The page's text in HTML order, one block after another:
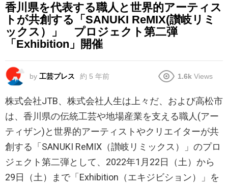
香川県を代表する職人と世界的アーティス
トが共創する「SANUKI ReMIX(讃岐リミ
ックス）」 プロジェクト第二弾
「Exhibition」開催
by 工芸プレス 約 5 年前 1.6k Views
株式会社JTB、株式会社人生は上々だ、および高松市
は、香川県の伝統工芸や地場産業を支える職人(アー
ティザン)と世界的アーティストやクリエイターが共
創する「SANUKI ReMIX（讃岐リミックス）」のプロ
ジェクト第二弾として、2022年1月22日（土）から
29日（土）まで「Exhibition（エキジビション）」を